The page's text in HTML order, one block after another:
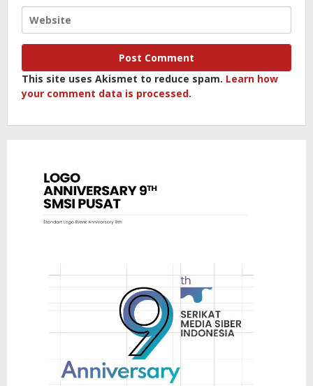
This site uses Akismet to reduce spam. Learn how
your comment data is processed.